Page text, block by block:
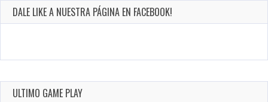
DALE LIKE A NUESTRA PÁGINA EN FACEBOOK!
ULTIMO GAME PLAY